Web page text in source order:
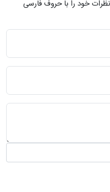
خود را با حروف فارسی